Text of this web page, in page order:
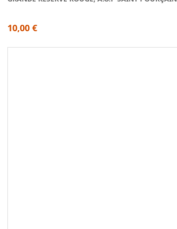
10,00 €